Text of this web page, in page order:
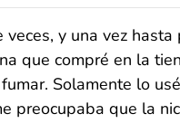
y una vez
que compré en la
Solamente lo
preocupaba que la